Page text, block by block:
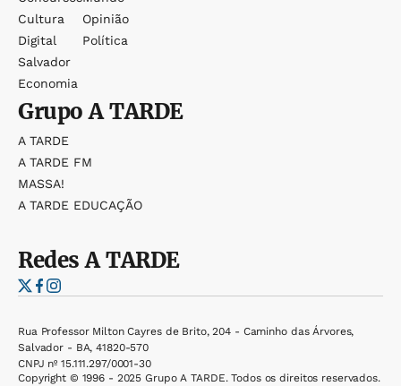
Cultura
Digital
Salvador
Economia
Opinião
Política
GrupoA TARDE
A TARDE
A TARDE FM
MASSA!
A TARDE EDUCAÇÃO
RedesA TARDE
Rua Professor Milton Cayres de Brito, 204 - Caminho das Árvores,
Salvador - BA, 41820-570
CNPJ nº 15.111.297/0001-30
Copyright © 1996 - 2025 Grupo A TARDE. Todos os direitos reservados.